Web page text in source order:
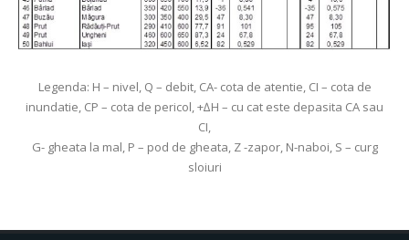
Legenda: H – nivel, Q – debit, CA- cota de atentie, CI – cota de
inundatie, CP – cota de pericol, +∆H – cu cat este depasita CA sau
CI,
G- gheata la mal, P – pod de gheata, Z -zapor, N-naboi, S – curg
sloiuri